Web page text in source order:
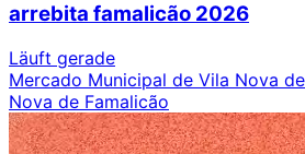
arrebita famalicão 2026
Läuft gerade
Mercado Municipal de Vila Nova
Nova de Famalicão